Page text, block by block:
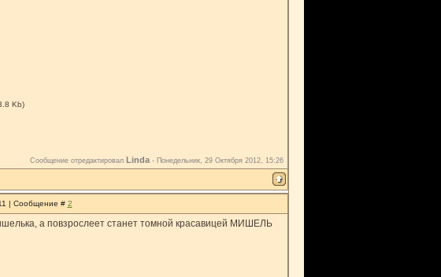
Kb)
Сообщение отредактировал Linda- Понедельник, 29 Октября 2012, 15:26
| Сообщение # 2
а повзрослеет станет томной красавицей МИШЕЛЬ